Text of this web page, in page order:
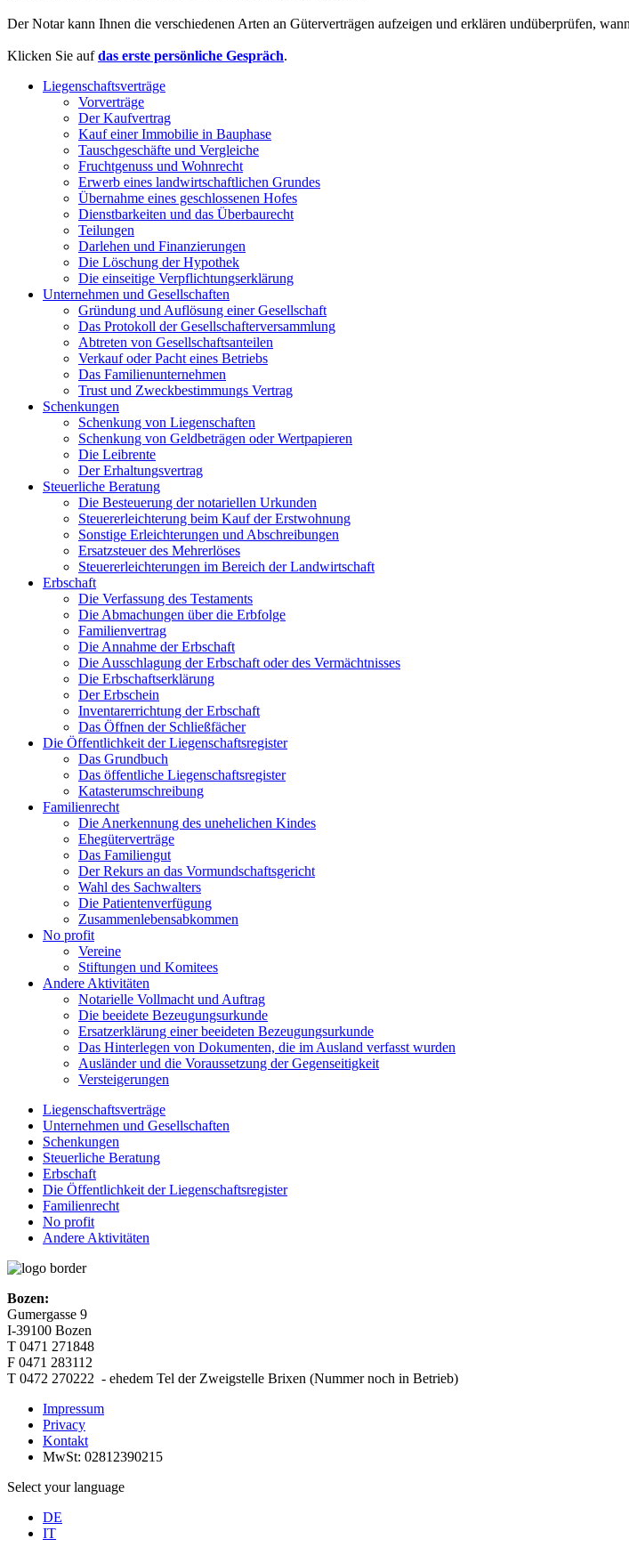
Der Notar kann Ihnen die verschiedenen Arten an Güterverträgen aufzeigen und erklären undüberprüfen,
Klicken Sie aufdas erste persönliche Gespräch.
Liegenschaftsverträge
Vorverträge
Der Kaufvertrag
Kauf einer Immobilie in Bauphase
Tauschgeschäfte und Vergleiche
Fruchtgenuss und Wohnrecht
Erwerb eines landwirtschaftlichen Grundes
Übernahme eines geschlossenen Hofes
Dienstbarkeiten und das Überbaurecht
Teilungen
Darlehen und Finanzierungen
Die Löschung der Hypothek
Die einseitige Verpflichtungserklärung
Unternehmen und Gesellschaften
Gründung und Auflösung einer Gesellschaft
Das Protokoll der Gesellschafterversammlung
Abtreten von Gesellschaftsanteilen
Verkauf oder Pacht eines Betriebs
Das Familienunternehmen
Trust und Zweckbestimmungs Vertrag
Schenkungen
Schenkung von Liegenschaften
Schenkung von Geldbeträgen oder Wertpapieren
Die Leibrente
Der Erhaltungsvertrag
Steuerliche Beratung
Die Besteuerung der notariellen Urkunden
Steuererleichterung beim Kauf der Erstwohnung
Sonstige Erleichterungen und Abschreibungen
Ersatzsteuer des Mehrerlöses
Steuererleichterungen im Bereich der Landwirtschaft
Erbschaft
Die Verfassung des Testaments
Die Abmachungen über die Erbfolge
Familienvertrag
Die Annahme der Erbschaft
Die Ausschlagung der Erbschaft oder des Vermächtnisses
Die Erbschaftserklärung
Der Erbschein
Inventarerrichtung der Erbschaft
Das Öffnen der Schließfächer
Die Öffentlichkeit der Liegenschaftsregister
Das Grundbuch
Das öffentliche Liegenschaftsregister
Katasterumschreibung
Familienrecht
Die Anerkennung des unehelichen Kindes
Ehegüterverträge
Das Familiengut
Der Rekurs an das Vormundschaftsgericht
Wahl des Sachwalters
Die Patientenverfügung
Zusammenlebensabkommen
No profit
Vereine
Stiftungen und Komitees
Andere Aktivitäten
Notarielle Vollmacht und Auftrag
Die beeidete Bezeugungsurkunde
Ersatzerklärung einer beeideten Bezeugungsurkunde
Das Hinterlegen von Dokumenten, die im Ausland verfasst wurden
Ausländer und die Voraussetzung der Gegenseitigkeit
Versteigerungen
Liegenschaftsverträge
Unternehmen und Gesellschaften
Schenkungen
Steuerliche Beratung
Erbschaft
Die Öffentlichkeit der Liegenschaftsregister
Familienrecht
No profit
Andere Aktivitäten
Bozen:
Gumergasse 9
I-39100 Bozen
T 0471 271848
F 0471 283112
T 0472 270222 - ehedem Tel der Zweigstelle Brixen (Nummer noch in Betrieb)
Impressum
Privacy
Kontakt
MwSt: 02812390215
Select your language
DE
IT